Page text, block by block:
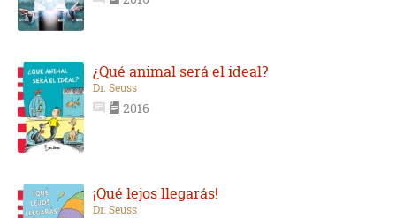
¿Qué animal será el ideal?
Dr. Seuss
2016
¡Qué lejos llegarás!
Dr. Seuss